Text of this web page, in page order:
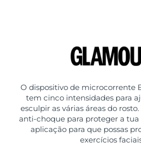
O dispositivo de microcorrente
tem cinco intensidades para
esculpir as várias áreas do
anti-choque para proteger a
aplicação para que possas
exercícios